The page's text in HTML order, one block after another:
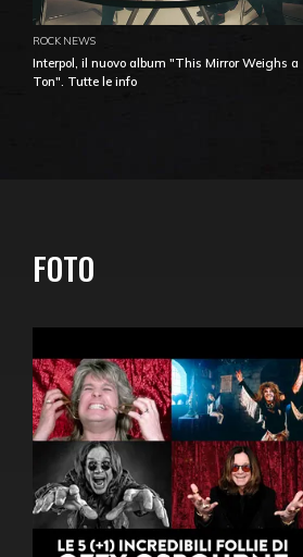
ROCK NEWS
Interpol, il nuovo album "This Mirror Weighs a
Ton". Tutte le info
FOTO